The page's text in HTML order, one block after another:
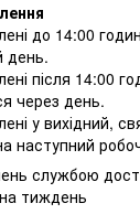
до 14:00
день.
після 14:00
через день.
у вихідний,
наступний
службою
тиждень